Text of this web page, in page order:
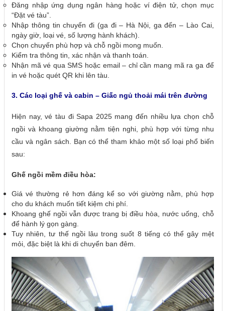
Đăng nhập ứng dụng ngân hàng hoặc ví điện tử, chọn mục
“Đặt vé tàu”.
Nhập thông tin chuyến đi (ga đi – Hà Nội, ga đến – Lào Cai,
ngày giờ, loại vé, số lượng hành khách).
Chọn chuyến phù hợp và chỗ ngồi mong muốn.
Kiểm tra thông tin, xác nhận và thanh toán.
Nhận mã vé qua SMS hoặc email – chỉ cần mang mã ra ga để
in vé hoặc quét QR khi lên tàu.
3. Các loại ghế và cabin – Giấc ngủ thoải mái trên đường
Hiện nay, vé tàu đi Sapa 2025 mang đến nhiều lựa chọn chỗ
ngồi và khoang giường nằm tiện nghi, phù hợp với từng nhu
cầu và ngân sách. Bạn có thể tham khảo một số loại phổ biến
sau:
Ghế ngồi mềm điều hòa:
Giá vé thường rẻ hơn đáng kể so với giường nằm, phù hợp
cho du khách muốn tiết kiệm chi phí.
Khoang ghế ngồi vẫn được trang bị điều hòa, nước uống, chỗ
để hành lý gọn gàng.
Tuy nhiên, tư thế ngồi lâu trong suốt 8 tiếng có thể gây mệt
mỏi, đặc biệt là khi di chuyển ban đêm.